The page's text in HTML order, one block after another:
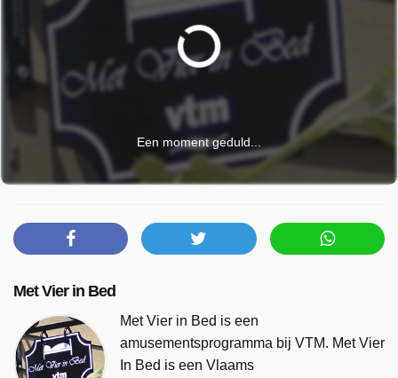
Een moment geduld...
Met Vier in Bed
Met Vier in Bed is een
amusementsprogramma bij VTM. Met Vier
In Bed is een Vlaams